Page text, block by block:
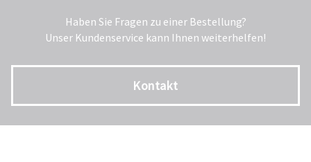
Haben Sie Fragen zu einer Bestellung?
Unser Kundenservice kann Ihnen weiterhelfen!
Kontakt